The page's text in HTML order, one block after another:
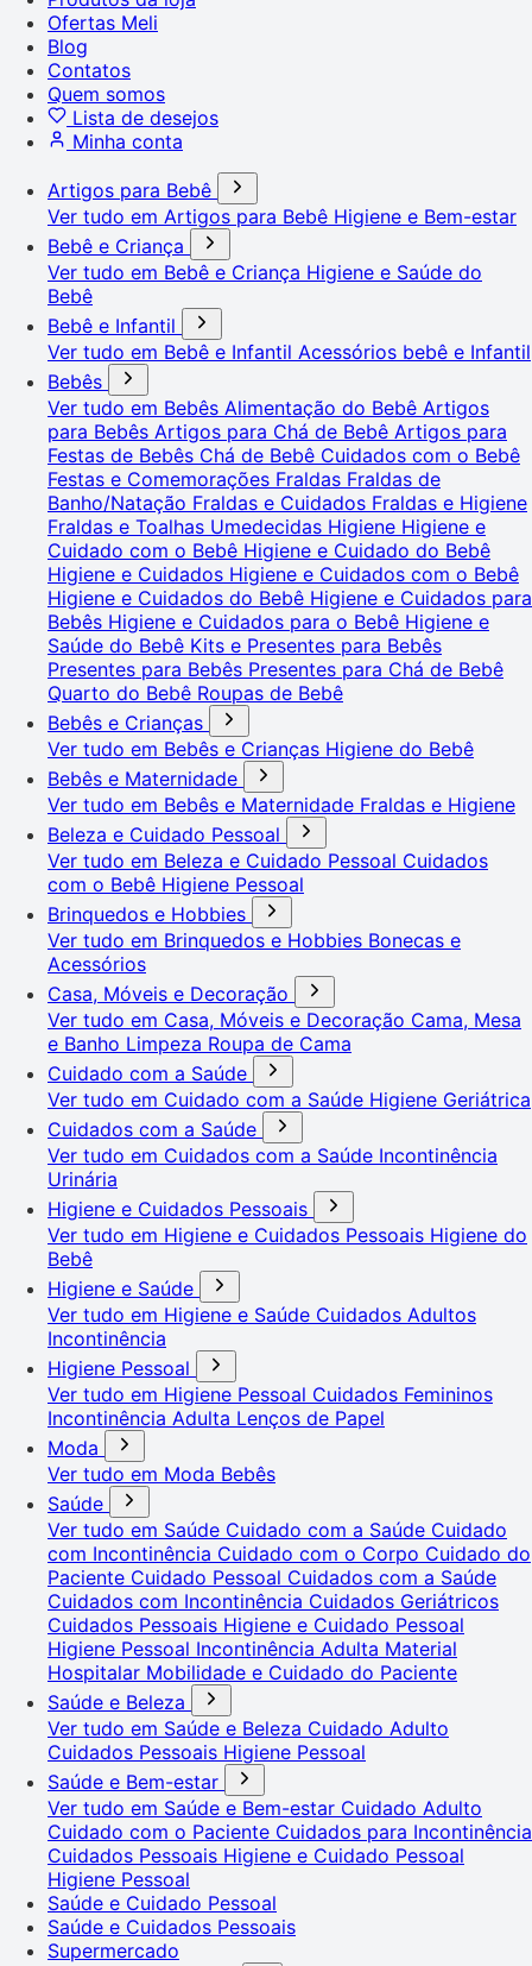
Ofertas Meli
Blog
Contatos
Quem somos
Lista de desejos
Minha conta
Artigos para Bebê
Ver tudo em Artigos para Bebê Higiene e Bem-estar
Bebê e Criança
Ver tudo em Bebê e Criança Higiene e Saúde do
Bebê
Bebê e Infantil
Ver tudo em Bebê e Infantil Acessórios bebê e Infantil
Bebês
Ver tudo em Bebês Alimentação do Bebê Artigos
para Bebês Artigos para Chá de Bebê Artigos para
Festas de Bebês Chá de Bebê Cuidados com o Bebê
Festas e Comemorações Fraldas Fraldas de
Banho/Natação Fraldas e Cuidados Fraldas e Higiene
Fraldas e Toalhas Umedecidas Higiene Higiene e
Cuidado com o Bebê Higiene e Cuidado do Bebê
Higiene e Cuidados Higiene e Cuidados com o Bebê
Higiene e Cuidados do Bebê Higiene e Cuidados para
Bebês Higiene e Cuidados para o Bebê Higiene e
Saúde do Bebê Kits e Presentes para Bebês
Presentes para Bebês Presentes para Chá de Bebê
Quarto do Bebê Roupas de Bebê
Bebês e Crianças
Ver tudo em Bebês e Crianças Higiene do Bebê
Bebês e Maternidade
Ver tudo em Bebês e Maternidade Fraldas e Higiene
Beleza e Cuidado Pessoal
Ver tudo em Beleza e Cuidado Pessoal Cuidados
com o Bebê Higiene Pessoal
Brinquedos e Hobbies
Ver tudo em Brinquedos e Hobbies Bonecas e
Acessórios
Casa, Móveis e Decoração
Ver tudo em Casa, Móveis e Decoração Cama, Mesa
e Banho Limpeza Roupa de Cama
Cuidado com a Saúde
Ver tudo em Cuidado com a Saúde Higiene Geriátrica
Cuidados com a Saúde
Ver tudo em Cuidados com a Saúde Incontinência
Urinária
Higiene e Cuidados Pessoais
Ver tudo em Higiene e Cuidados Pessoais Higiene do
Bebê
Higiene e Saúde
Ver tudo em Higiene e Saúde Cuidados Adultos
Incontinência
Higiene Pessoal
Ver tudo em Higiene Pessoal Cuidados Femininos
Incontinência Adulta Lenços de Papel
Moda
Ver tudo em Moda Bebês
Saúde
Ver tudo em Saúde Cuidado com a Saúde Cuidado
com Incontinência Cuidado com o Corpo Cuidado do
Paciente Cuidado Pessoal Cuidados com a Saúde
Cuidados com Incontinência Cuidados Geriátricos
Cuidados Pessoais Higiene e Cuidado Pessoal
Higiene Pessoal Incontinência Adulta Material
Hospitalar Mobilidade e Cuidado do Paciente
Saúde e Beleza
Ver tudo em Saúde e Beleza Cuidado Adulto
Cuidados Pessoais Higiene Pessoal
Saúde e Bem-estar
Ver tudo em Saúde e Bem-estar Cuidado Adulto
Cuidado com o Paciente Cuidados para Incontinência
Cuidados Pessoais Higiene e Cuidado Pessoal
Higiene Pessoal
Saúde e Cuidado Pessoal
Saúde e Cuidados Pessoais
Supermercado